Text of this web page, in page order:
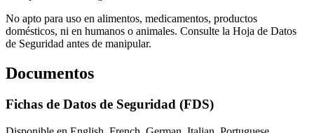
No apto para uso en alimentos, medicamentos, productos
domésticos, ni en humanos o animales. Consulte la Hoja de Datos
de Seguridad antes de manipular.
Documentos
Fichas de Datos de Seguridad (FDS)